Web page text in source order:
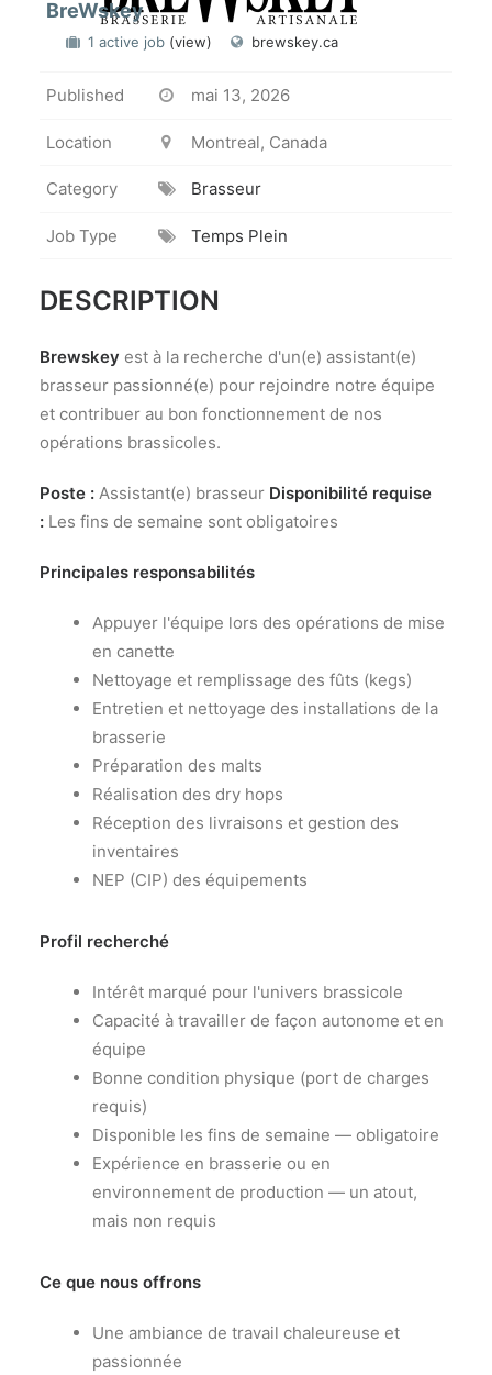
BreWskey
1 active job (view) brewskey.ca
Published mai 13, 2026
Location Montreal, Canada
Category Brasseur
Job Type Temps Plein
DESCRIPTION
Brewskey est à la recherche d'un(e) assistant(e)
brasseur passionné(e) pour rejoindre notre équipe
et contribuer au bon fonctionnement de nos
opérations brassicoles.
Poste : Assistant(e) brasseur Disponibilité requise
: Les fins de semaine sont obligatoires
Principales responsabilités
Appuyer l'équipe lors des opérations de mise
en canette
Nettoyage et remplissage des fûts (kegs)
Entretien et nettoyage des installations de la
brasserie
Préparation des malts
Réalisation des dry hops
Réception des livraisons et gestion des
inventaires
NEP (CIP) des équipements
Profil recherché
Intérêt marqué pour l'univers brassicole
Capacité à travailler de façon autonome et en
équipe
Bonne condition physique (port de charges
requis)
Disponible les fins de semaine — obligatoire
Expérience en brasserie ou en
environnement de production — un atout,
mais non requis
Ce que nous offrons
Une ambiance de travail chaleureuse et
passionnée